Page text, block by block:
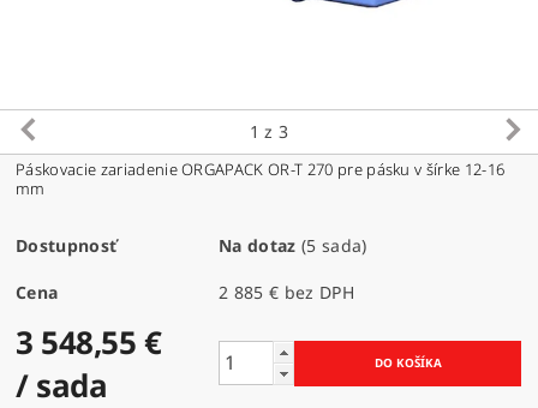
1 z 3
Páskovacie zariadenie ORGAPACK OR-T 270 pre pásku v šírke 12-16
mm
Dostupnosť Na dotaz (5 sada)
Cena 2 885 € bez DPH
3 548,55 €
/ sada